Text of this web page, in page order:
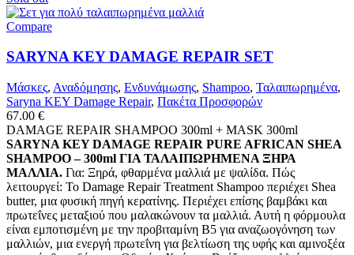
Compare
SARYNA KEY DAMAGE REPAIR SET
Μάσκες, Αναδόμησης, Ενδυνάμωσης, Shampoo, Ταλαιπωρημένα,
Saryna KEY Damage Repair, Πακέτα Προσφορών
67.00 €
DAMAGE REPAIR SHAMPOO 300ml + MASK 300ml
SARYNA KEY DAMAGE REPAIR PURE AFRICAN SHEA
SHAMPOO – 300ml ΓΙΑ ΤΑΛΑΙΠΩΡΗΜΕΝΑ ΞΗΡΑ
ΜΑΛΛΙΑ. Για: Ξηρά, φθαρμένα μαλλιά με ψαλίδα. Πώς
λειτουργεί: Το Damage Repair Treatment Shampoo περιέχει Shea
butter, μια φυσική πηγή κερατίνης. Περιέχει επίσης βαμβάκι και
πρωτεΐνες μεταξιού που μαλακώνουν τα μαλλιά. Αυτή η φόρμουλα
είναι εμποτισμένη με την προβιταμίνη Β5 για αναζωογόνηση των
μαλλιών, μια ενεργή πρωτεΐνη για βελτίωση της υφής και αμινοξέα